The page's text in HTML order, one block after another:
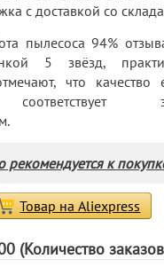
с доставкой со
пылесоса 94%
5 звёзд,
что качество
рекомендуется к
Товар на Aliexpress
(Количество